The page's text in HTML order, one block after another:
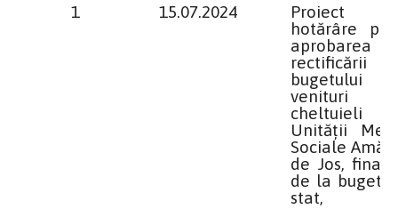
1 15.07.2024
Proiect
hotărâre
aprobarea
rectificării
bugetului
venituri
cheltuieli
Unităţii
Sociale
de Jos,
de la
stat,